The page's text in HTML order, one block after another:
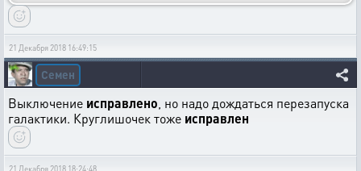
21 Декабря 2018 16:49:15
Семен
Выключение исправлено , но надо дождаться перезапуска
галактики. Круглишочек тоже исправлен
21 Декабря 2018 18:24:48